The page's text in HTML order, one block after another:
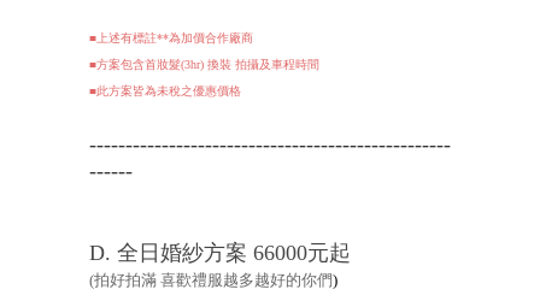
■上述有標註**為加價合作廠商
■方案包含首妝髮(3hr) 換裝 拍攝及車程時間
■此方案皆為未稅之優惠價格
--------------------------------------------------
------
D. 全日婚紗方案 66000元起
(拍好拍滿 喜歡禮服越多越好的你們)